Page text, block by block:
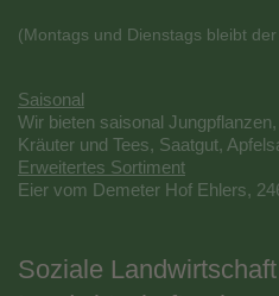
(Montags und Dienstags bleibt
Saisonal
Wir bieten saisonal
Kräuter und Tees, Saatgut,
Erweitertes Sortiment
Eier vom Demeter Hof Ehlers,
Soziale